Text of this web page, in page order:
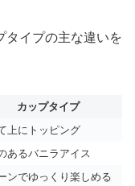
タイプの主な違いを
カップタイプ
上にトッピング
あるバニラアイス
ンでゆっくり楽しめる